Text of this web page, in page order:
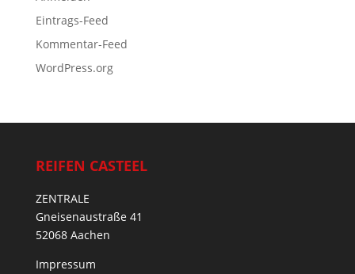
Eintrags-Feed
Kommentar-Feed
WordPress.org
REIFEN CASTEEL
ZENTRALE
Gneisenaustraße 41
52068 Aachen
Impressum